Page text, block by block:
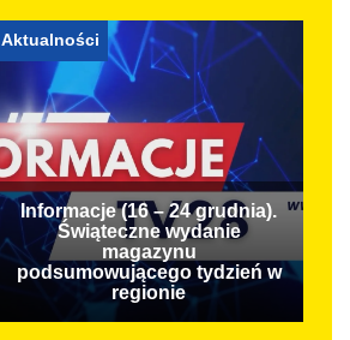
Aktualności
Informacje (16 – 24 grudnia).
Świąteczne wydanie
magazynu
podsumowującego tydzień w
regionie